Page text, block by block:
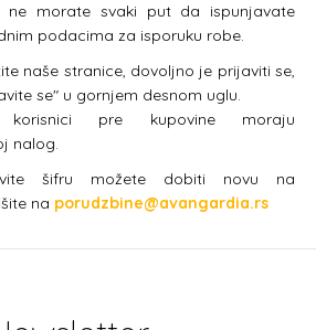
ne morate svaki put da ispunjavate
podacima za isporuku robe.
naše stranice, dovoljno je prijaviti se,
se" u gornjem desnom uglu.
korisnici pre kupovine moraju
nalog.
šifru možete dobiti novu na
na porudzbine@avangardia.rs